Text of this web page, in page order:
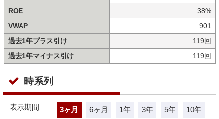
ROE
38%
VWAP
901
過去1年プラス引け
119回
過去1年マイナス引け
119回
時系列
表示期間 3ヶ月 6ヶ月 1年 3年 5年 10年